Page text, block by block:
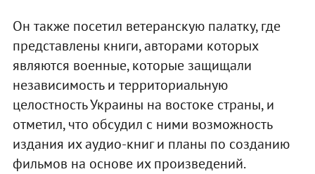
Он также посетил ветеранскую палатку, где
представлены книги, авторами которых
являются военные, которые защищали
независимость и территориальную
целостность Украины на востоке страны, и
отметил, что обсудил с ними возможность
издания их аудио-книг и планы по созданию
фильмов на основе их произведений.